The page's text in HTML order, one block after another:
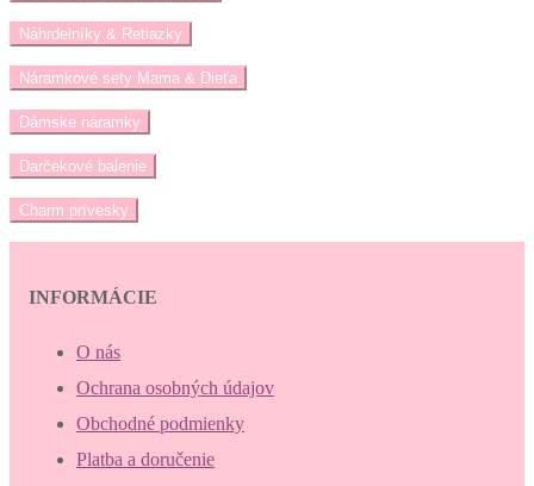
Náhrdelníky & Retiazky
Náramkové sety Mama & Dieťa
Dámske náramky
Darčekové balenie
Charm prívesky
INFORMÁCIE
O nás
Ochrana osobných údajov
Obchodné podmienky
Platba a doručenie